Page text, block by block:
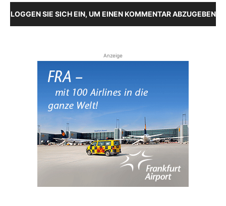
LOGGEN SIE SICH EIN, UM EINEN KOMMENTAR ABZUGEBEN
Anzeige